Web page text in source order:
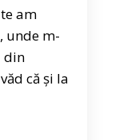
am
unde m-
din
că și la